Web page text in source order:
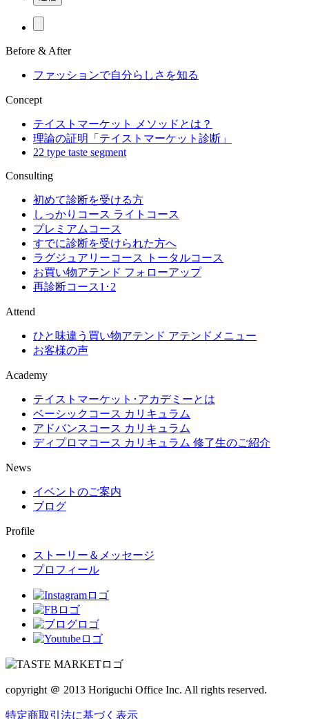
Before & After
ファッションで自分らしさを知る
Concept
テイストマーケット メソッドとは？
理論の証明「テイストマーケット診断」
22 type taste segment
Consulting
初めて診断を受ける方
しっかりコース ライトコース
プレミアムコース
すでに診断を受けられた方へ
ラグジュアリーコース トータルコース
お買い物アテンド フォローアップ
再診断コース1･2
Attend
ひと味違う買い物アテンド アテンドメニュー
お客様の声
Academy
テイストマーケット･アカデミーとは
ベーシックコース カリキュラム
アドバンスコース カリキュラム
ディプロマコース カリキュラム 修了生のご紹介
News
イベントのご案内
ブログ
Profile
ストーリー＆メッセージ
プロフィール
copyright ＠ 2013 Horiguchi Office Inc. All rights reserved.
特定商取引法に基づく表示